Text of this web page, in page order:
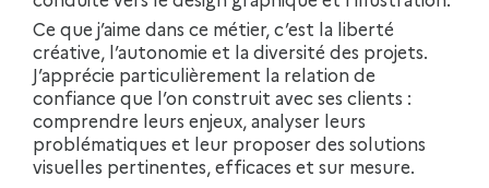
Ce que j’aime dans ce métier, c’est la liberté
créative, l’autonomie et la diversité des projets.
J’apprécie particulièrement la relation de
confiance que l’on construit avec ses clients :
comprendre leurs enjeux, analyser leurs
problématiques et leur proposer des solutions
visuelles pertinentes, efficaces et sur mesure.